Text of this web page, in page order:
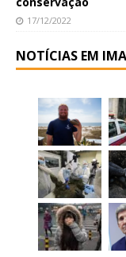
17/12/2022
NOTÍCIAS EM